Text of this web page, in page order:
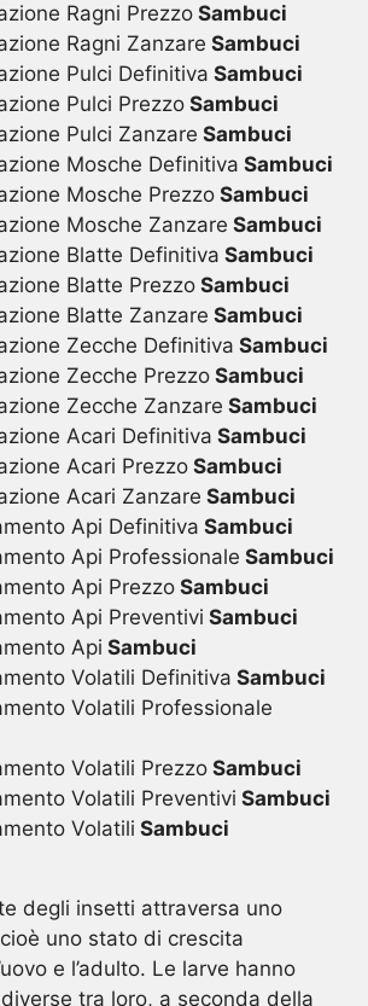
Ragni Prezzo Sambuci
Ragni Zanzare Sambuci
Pulci Definitiva Sambuci
Pulci Prezzo Sambuci
Pulci Zanzare Sambuci
Mosche Definitiva Sambuci
Mosche PrezzoSambuci
Mosche Zanzare Sambuci
Blatte Definitiva Sambuci
Blatte PrezzoSambuci
Blatte Zanzare Sambuci
Zecche Definitiva Sambuci
Zecche Prezzo Sambuci
Zecche Zanzare Sambuci
Acari Definitiva Sambuci
Acari Prezzo Sambuci
Acari Zanzare Sambuci
Api Definitiva Sambuci
Api Professionale Sambuci
Api Prezzo Sambuci
Api Preventivi Sambuci
Api Sambuci
Volatili Definitiva Sambuci
Volatili Professionale
Volatili PrezzoSambuci
Volatili Preventivi Sambuci
Volatili Sambuci
degli insetti attraversa uno
uno stato di crescita
e l’adulto. Le larve hanno
tra loro, a seconda della